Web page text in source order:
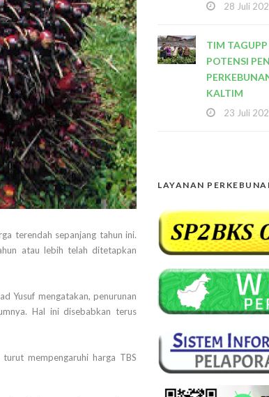
terendah sepanjang tahun ini.
atau lebih telah ditetapkan
Yusuf mengatakan, penurunan
Hal ini disebabkan terus
mempengaruhi harga TBS
28 Juli
TIM
POTENSI
KALTIM
23 Juli
LAYANAN